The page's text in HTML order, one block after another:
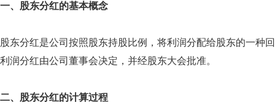
一、股东分红的基本概念
股东分红是公司按照股东持股比例，将利润分配给股东的一种
利润分红由公司董事会决定，并经股东大会批准。
二、股东分红的计算过程